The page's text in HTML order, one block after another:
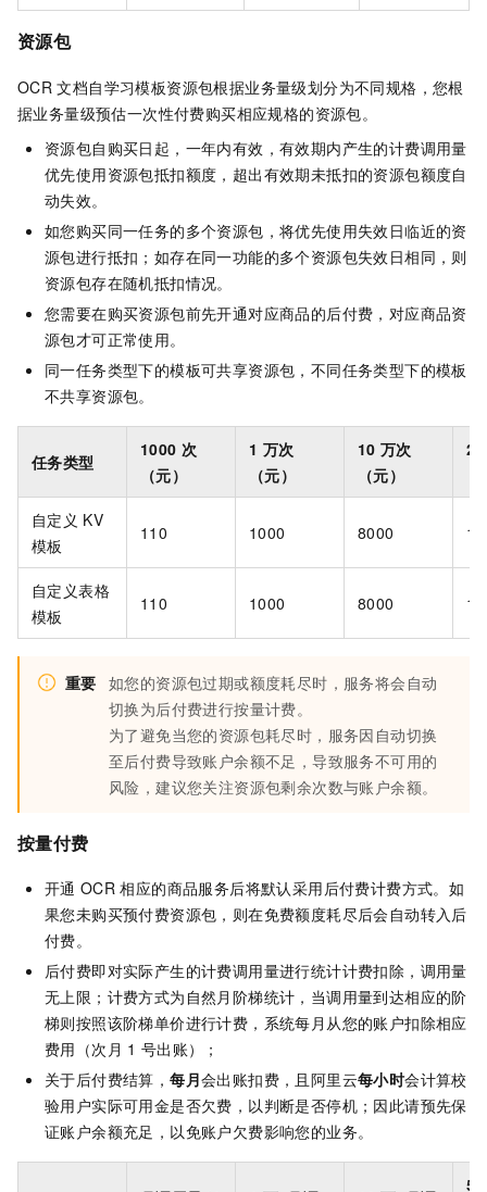
资源包
OCR 文档自学习模板资源包根据业务量级划分为不同规格，您根
据业务量级预估一次性付费购买相应规格的资源包。
资源包自购买日起，一年内有效，有效期内产生的计费调用量
优先使用资源包抵扣额度，超出有效期未抵扣的资源包额度自
动失效。
如您购买同一任务的多个资源包，将优先使用失效日临近的资
源包进行抵扣；如存在同一功能的多个资源包失效日相同，则
资源包存在随机抵扣情况。
您需要在购买资源包前先开通对应商品的后付费，对应商品资
源包才可正常使用。
同一任务类型下的模板可共享资源包，不同任务类型下的模板
不共享资源包。
任务类型
1000 次
（元）
1 万次
（元）
10 万次
（元）
20
自定义 KV
模板
110 1000 8000
自定义表格
模板
110 1000 8000
重要 如您的资源包过期或额度耗尽时，服务将会自动
切换为后付费进行按量计费。
为了避免当您的资源包耗尽时，服务因自动切换
至后付费导致账户余额不足，导致服务不可用的
风险，建议您关注资源包剩余次数与账户余额。
按量付费
开通 OCR 相应的商品服务后将默认采用后付费计费方式。如
果您未购买预付费资源包，则在免费额度耗尽后会自动转入后
付费。
后付费即对实际产生的计费调用量进行统计计费扣除，调用量
无上限；计费方式为自然月阶梯统计，当调用量到达相应的阶
梯则按照该阶梯单价进行计费，系统每月从您的账户扣除相应
费用（次月 1 号出账）；
关于后付费结算，每月会出账扣费，且阿里云每小时会计算校
验用户实际可用金是否欠费，以判断是否停机；因此请预先保
证账户余额充足，以免账户欠费影响您的业务。
50